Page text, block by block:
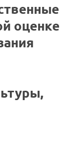
оценке